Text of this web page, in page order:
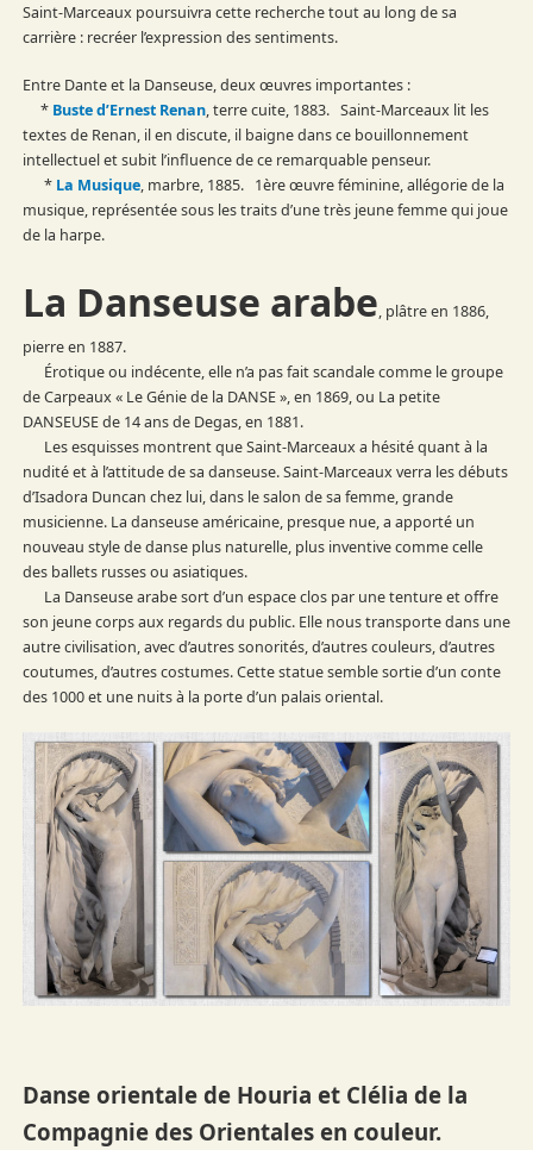
Saint-Marceaux poursuivra cette recherche tout au long de sa
carrière : recréer l’expression des sentiments.
Entre Dante et la Danseuse, deux œuvres importantes :
* Buste d’Ernest Renan, terre cuite, 1883. Saint-Marceaux lit les
textes de Renan, il en discute, il baigne dans ce bouillonnement
intellectuel et subit l’influence de ce remarquable penseur.
* La Musique, marbre, 1885. 1ère œuvre féminine, allégorie de la
musique, représentée sous les traits d’une très jeune femme qui joue
de la harpe.
La Danseuse arabe, plâtre en 1886,
pierre en 1887.
Érotique ou indécente, elle n’a pas fait scandale comme le groupe
de Carpeaux « Le Génie de la DANSE », en 1869, ou La petite
DANSEUSE de 14 ans de Degas, en 1881.
Les esquisses montrent que Saint-Marceaux a hésité quant à la
nudité et à l’attitude de sa danseuse. Saint-Marceaux verra les débuts
d’Isadora Duncan chez lui, dans le salon de sa femme, grande
musicienne. La danseuse américaine, presque nue, a apporté un
nouveau style de danse plus naturelle, plus inventive comme celle
des ballets russes ou asiatiques.
La Danseuse arabe sort d’un espace clos par une tenture et offre
son jeune corps aux regards du public. Elle nous transporte dans une
autre civilisation, avec d’autres sonorités, d’autres couleurs, d’autres
coutumes, d’autres costumes. Cette statue semble sortie d’un conte
des 1000 et une nuits à la porte d’un palais oriental.
Danse orientale de Houria et Clélia de la
Compagnie des Orientales en couleur.